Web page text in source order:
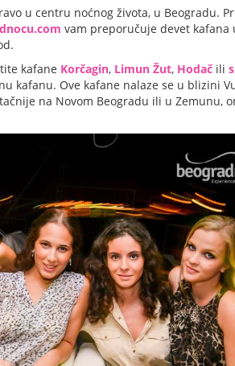
u centru noćnog života, u Beogradu.
vam preporučuje devet kafana
kafane Korčagin, Limun Žut, Hodač ili
kafanu. Ove kafane nalaze se u blizini
na Novom Beogradu ili u Zemunu,